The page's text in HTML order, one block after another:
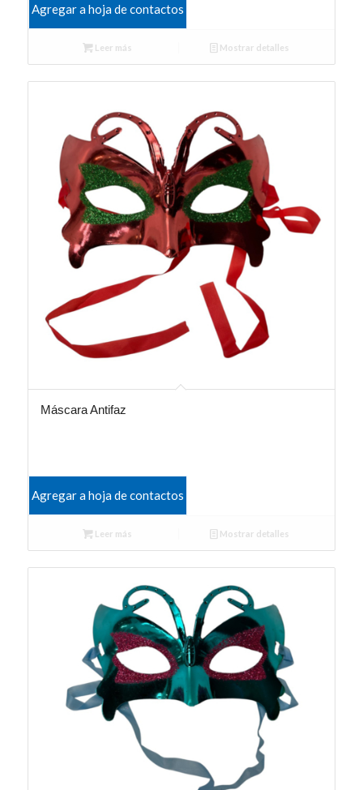
Agregar a hoja de contactos
Leer más Mostrar detalles
Máscara Antifaz
Agregar a hoja de contactos
Leer más Mostrar detalles